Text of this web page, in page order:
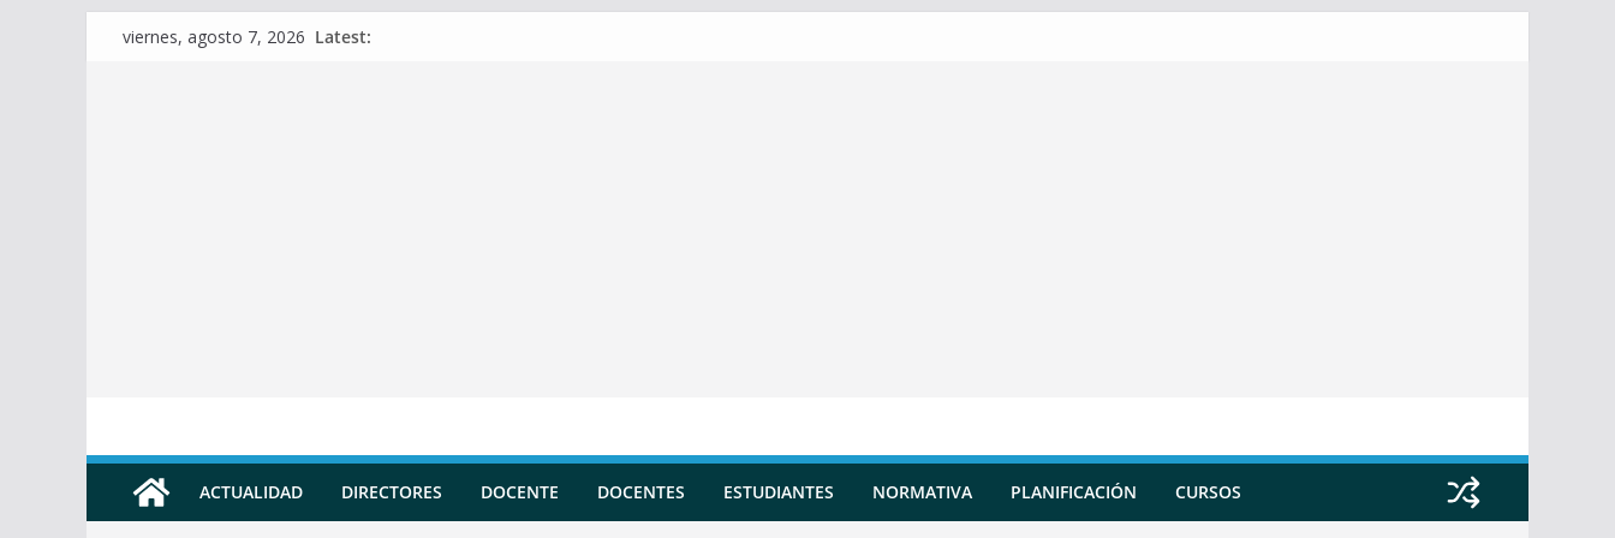
Skipviernes, agosto 7, 2026 Latest:
ACTUALIDAD DIRECTORES DOCENTE DOCENTES ESTUDIANTES NORMATIVA PLANIFICACIÓN CURSOS